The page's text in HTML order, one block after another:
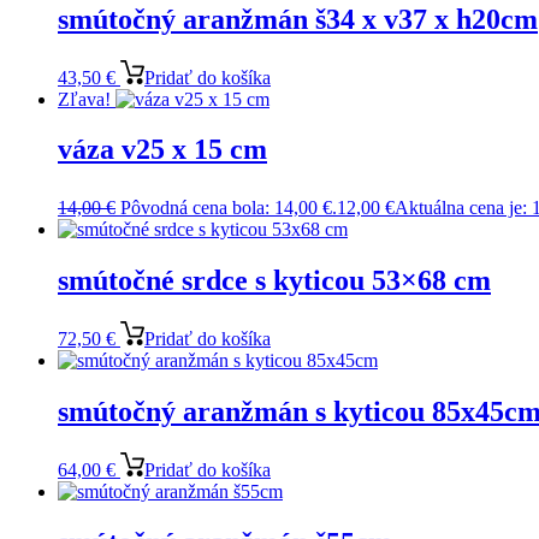
smútočný aranžmán š34 x v37 x h20cm
43,50 €
Pridať do košíka
Zľava!
váza v25 x 15 cm
14,00€ Pôvodná cena bola: 14,00 €.12,00 €Aktuálna cena je:
smútočné srdce s kyticou 53×68 cm
72,50 € Pridať do košíka
smútočný aranžmán s kyticou 85x45cm
64,00 € Pridať do košíka